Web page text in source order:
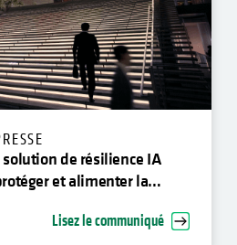
de résilience IA
et alimenter la
Lisez le communiqué